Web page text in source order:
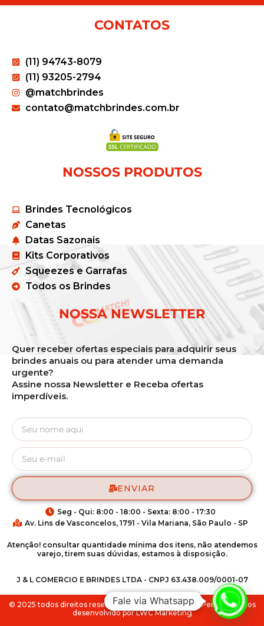
CONTATOS
(11) 94743-8079
(11) 93205-2794
@matchbrindes
contato@matchbrindes.com.br
NOSSOS PRODUTOS
Brindes Tecnológicos
Canetas
Datas Sazonais
Kits Corporativos
Squeezes e Garrafas
Todos os Brindes
NOSSA NEWSLETTER
Quer receber ofertas especiais para adquirir seus
brindes anuais ou para atender uma demanda
urgente?
Assine nossa Newsletter e Receba ofertas
imperdíveis.
ENVIAR
Seg - Qui: 8:00 - 18:00 - Sexta: 8:00 - 17:30
Av. Lins de Vasconcelos, 1791 - Vila Mariana, São Paulo - SP
Atenção! consultar quantidade mínima dos itens, não atendemos
varejo, tirem suas dúvidas, estamos à disposição.
J & L COMERCIO E BRINDES LTDA - CNPJ 63.438.009/0001-07
© 2025 todos direitos reservados para Match Brindes Personalizados
desenvolvido por LWC Marketing
Fale via Whatsapp